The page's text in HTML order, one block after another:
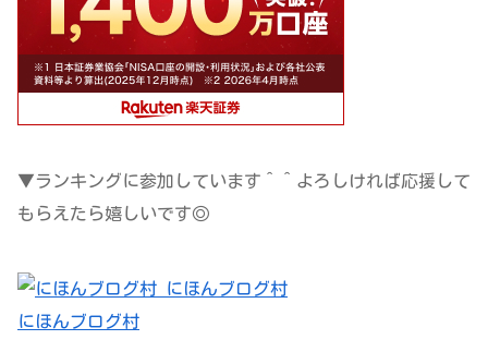
▼ランキングに参加しています＾＾よろしければ応援して
もらえたら嬉しいです◎
にほんブログ村